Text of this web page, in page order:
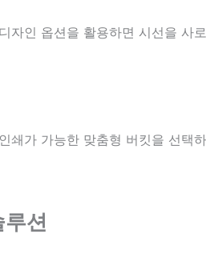
인 옵션을 활용하면 시선을 사
가 가능한 맞춤형 버킷을 선택
션